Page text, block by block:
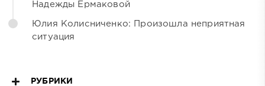
Надежды Ермаковой
Юлия Колисниченко: Произошла неприятная
ситуация
РУБРИКИ